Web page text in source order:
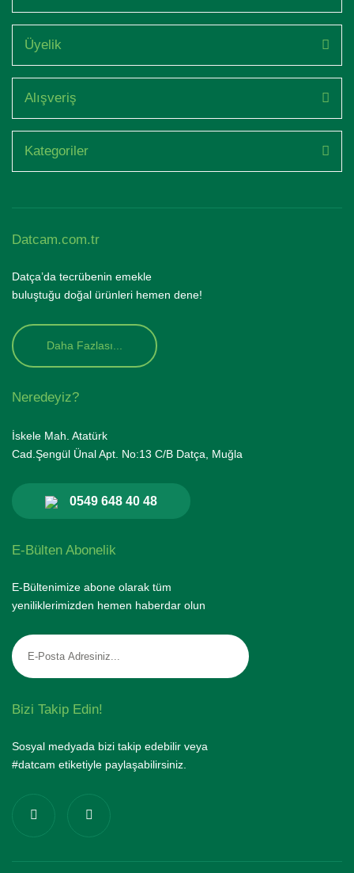
Üyelik
Alışveriş
Kategoriler
Datcam.com.tr
Datça’da tecrübenin emekle
buluştuğu doğal ürünleri hemen dene!
Daha Fazlası...
Neredeyiz?
İskele Mah. Atatürk
Cad.Şengül Ünal Apt. No:13 C/B Datça, Muğla
0549 648 40 48
E-Bülten Abonelik
E-Bültenimize abone olarak tüm
yeniliklerimizden hemen haberdar olun
Bizi Takip Edin!
Sosyal medyada bizi takip edebilir veya
#datcam etiketiyle paylaşabilirsiniz.